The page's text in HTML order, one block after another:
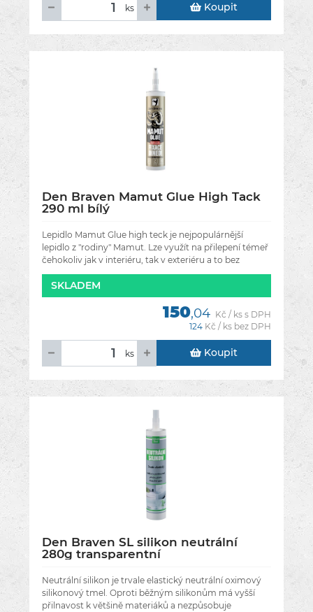
ks Koupit
Den Braven Mamut Glue High Tack
290 ml bílý
Lepidlo Mamut Glue high teck je nejpopulárnější
lepidlo z "rodiny" Mamut. Lze využít na přilepení témeř
čehokoliv jak v interiéru, tak v exteriéru a to bez
nutnosti zatížení při
SKLADEM
150,04 Kč / ks s DPH
124 Kč / ks bez DPH
ks Koupit
Den Braven SL silikon neutrální
280g transparentní
Neutrální silikon je trvale elastický neutrální oximový
silikonový tmel. Oproti běžným silikonům má vyšší
přilnavost k většině materiáků a nezpůsobuje